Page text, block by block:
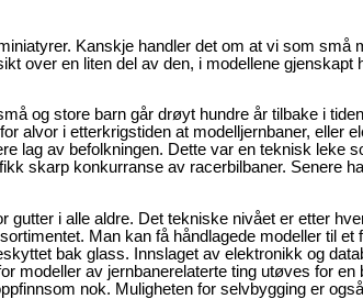
Kanskje handler det om at vi som små
over en liten del av den, i modellene gjenskapt
og store barn går drøyt hundre år tilbake i
alvor i etterkrigstiden at modelljernbaner, eller
lag av befolkningen. Dette var en teknisk leke
skarp konkurranse av racerbilbaner. Senere
gutter i alle aldre. Det tekniske nivået er etter
Man kan få håndlagede modeller til
bak glass. Innslaget av elektronikk og
modeller av jernbanerelaterte ting utøves for en
nok. Muligheten for selvbygging er